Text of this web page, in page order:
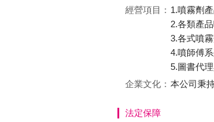
經營項目： 1.噴霧劑
2.各類產
3.各式噴
4.噴師傅
5.圖書代
企業文化： 本公司秉
法定保障